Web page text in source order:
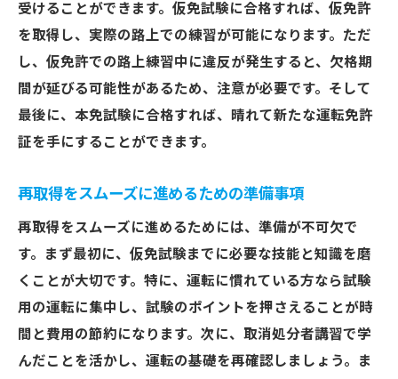
費用対効果を考慮した選び方
教習所での実際の体験談
サポート体制が充実している教習所の特徴
効率的な免許再取得埼玉県の交通ルールと試験
対策
交通ルールの確認テストの活用法
試験問題の傾向と対策
効果的な模擬試験の実施法
一発試験に向けた準備と心構え
交通安全意識を高める方法
仮免試験からのスタート埼玉県での再取得を目
受けることができます。仮免試験に合格すれば、仮免許
を取得し、実際の路上での練習が可能になります。ただ
し、仮免許での路上練習中に違反が発生すると、欠格期
間が延びる可能性があるため、注意が必要です。そして
最後に、本免試験に合格すれば、晴れて新たな運転免許
証を手にすることができます。
再取得をスムーズに進めるための準備事項
再取得をスムーズに進めるためには、準備が不可欠で
す。まず最初に、仮免試験までに必要な技能と知識を磨
くことが大切です。特に、運転に慣れている方なら試験
用の運転に集中し、試験のポイントを押さえることが時
間と費用の節約になります。次に、取消処分者講習で学
んだことを活かし、運転の基礎を再確認しましょう。ま